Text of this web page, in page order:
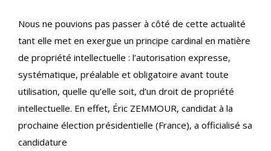
Nous ne pouvions pas passer à côté de cette actualité
tant elle met en exergue un principe cardinal en matière
de propriété intellectuelle : l’autorisation expresse,
systématique, préalable et obligatoire avant toute
utilisation, quelle qu’elle soit, d’un droit de propriété
intellectuelle. En effet, Éric ZEMMOUR, candidat à la
prochaine élection présidentielle (France), a officialisé sa
candidature